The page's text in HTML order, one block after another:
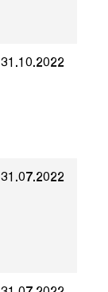
31.10.2022
31.07.2022